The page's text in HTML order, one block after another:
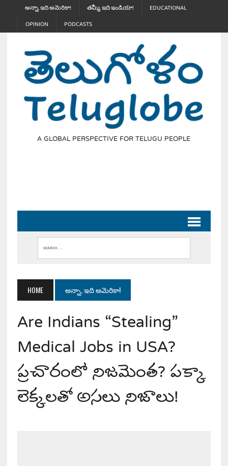
అన్నా, ఇది అమెరికా! తమ్మీ, ఇది ఇండియా!
EDUCATIONAL
OPINION
PODCASTS
A GLOBAL PERSPECTIVE FOR TELUGU PEOPLE
HOME అన్నా, ఇది అమెరికా!
Are Indians “Stealing”
Medical Jobs in USA?
ప్రచారంలో నిజమెంత? పక్కా
లెక్కలతో అసలు నిజాలు!